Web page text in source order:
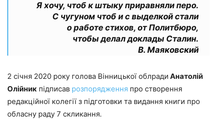
Я хочу, чтоб к штыку приравняли перо.
С чугуном чтоб и с выделкой стали
о работе стихов, от Политбюро,
чтобы делал доклады Сталин.
В. Маяковский
2 січня 2020 року голова Вінницької облради Анатолій
Олійник підписав розпорядження про створення
редакційної колегії з підготовки та видання книги про
обласну раду 7 скликання.